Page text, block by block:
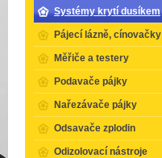
Systémy krytí dusíkem
Pájecí lázně, cínovačky
Měřiče a testery
Podavače pájky
Nařezávače pájky
Odsavače zplodin
Odizolovací nástroje